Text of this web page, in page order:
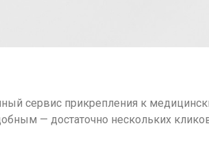
сервис прикрепления к
— достаточно нескольких кликов